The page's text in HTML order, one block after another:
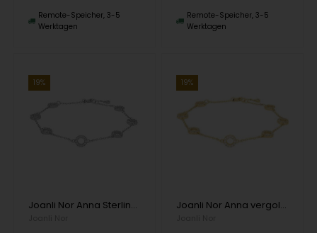
Remote-Speicher, 3-5
Werktagen
Remote-Speicher, 3-5
Werktagen
19%
Joanli Nor Anna Sterlingsilber-Armband mit glänzender Oberfläche
19%
Joanli Nor Anna vergoldetes Sterlingsilber-Armband mit polierter Oberfläche